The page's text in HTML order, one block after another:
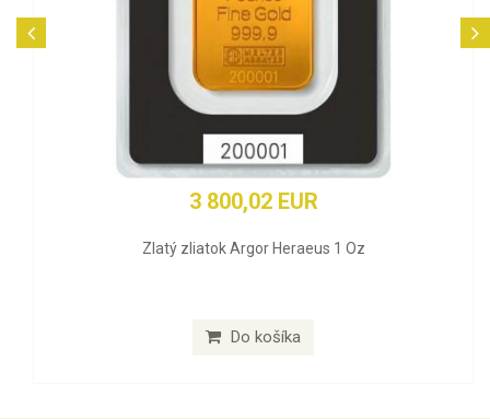
3 800,02 EUR
Zlatý zliatok Argor Heraeus 1 Oz
Do košíka